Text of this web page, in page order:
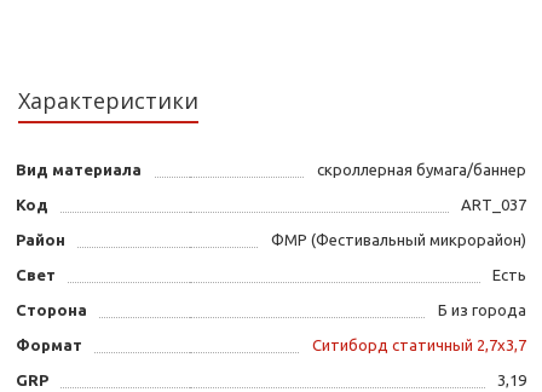
Характеристики
Вид материала скроллерная бумага/баннер
Код ART_037
Район ФМР (Фестивальный микрорайон)
Свет Есть
Сторона Б из города
Формат Ситиборд статичный 2,7х3,7
GRP 3,19